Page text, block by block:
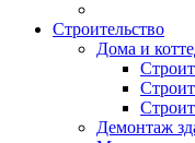
Строительство
Дома и
Демонтаж